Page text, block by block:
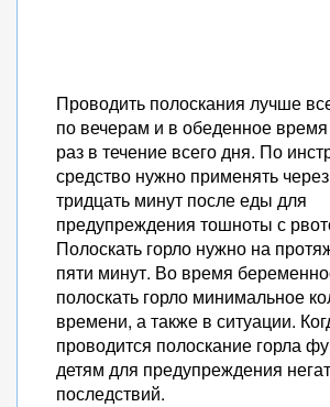
Проводить полоскания лучше
по вечерам и в обеденное
раз в течение всего дня. По
средство нужно применять
тридцать минут после еды для
предупреждения тошноты с
Полоскать горло нужно на
пяти минут. Во время
полоскать горло минимальное
времени, а также в ситуации.
проводится полоскание горла
детям для предупреждения
последствий.